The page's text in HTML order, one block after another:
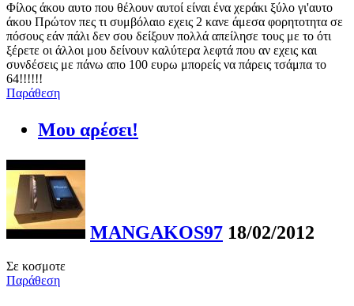
Φίλος άκου αυτο που θέλουν αυτοί είναι ένα χεράκι ξύλο γι'αυτο
άκου Πρώτον πες τι συμβόλαιο εχεις 2 κανε άμεσα φορητοτητα σε
πόσους εάν πάλι δεν σου δείξουν πολλά απείλησε τους με το ότι
ξέρετε οι άλλοι μου δείνουν καλύτερα λεφτά που αν εχεις και
συνδέσεις με πάνω απο 100 ευρω μπορείς να πάρεις τσάμπα το
64!!!!!!
Παράθεση
Μου αρέσει!
MANGAKOS97 18/02/2012
Σε κοσμοτε
Παράθεση